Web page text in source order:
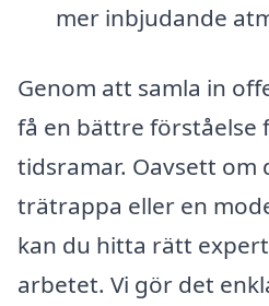
mer inbjudande
Genom att samla in
få en bättre förståelse
tidsramar. Oavsett om
trätrappa eller en
kan du hitta rätt
arbetet. Vi gör det